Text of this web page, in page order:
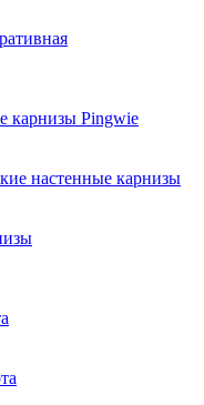
карнизы Pingwie
настенные карнизы